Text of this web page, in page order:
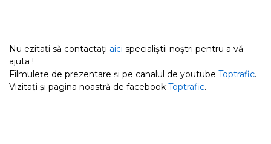
Nu ezitați să contactați aici specialiștii noștri pentru a vă
ajuta !
Filmulețe de prezentare și pe canalul de youtube Toptrafic.
Vizitați și pagina noastră de facebook Toptrafic.